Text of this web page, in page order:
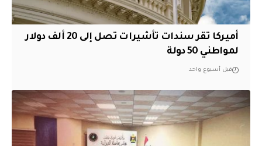
أميركا تقر سندات تأشيرات تصل إلى 20 ألف دولار
لمواطني 50 دولة
قبل أسبوع واحد